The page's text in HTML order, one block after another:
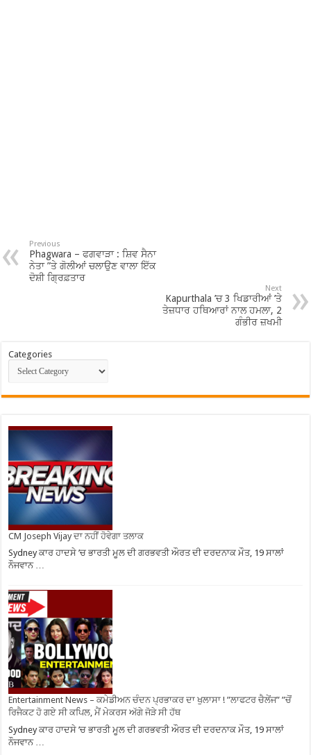
Previous
Phagwara – ਫਗਵਾੜਾ : ਸ਼ਿਵ ਸੈਨਾ
ਨੇਤਾ ”ਤੇ ਗੋਲੀਆਂ ਚਲਾਉਣ ਵਾਲਾ ਇੱਕ
ਦੋਸ਼ੀ ਗ੍ਰਿਫ਼ਤਾਰ
Next
Kapurthala ’ਚ 3 ਖਿਡਾਰੀਆਂ ’ਤੇ
ਤੇਜ਼ਧਾਰ ਹਥਿਆਰਾਂ ਨਾਲ ਹਮਲਾ, 2
ਗੰਭੀਰ ਜ਼ਖਮੀ
Categories
CM Joseph Vijay ਦਾ ਨਹੀਂ ਹੋਵੇਗਾ ਤਲਾਕ
Sydney ਕਾਰ ਹਾਦਸੇ ’ਚ ਭਾਰਤੀ ਮੂਲ ਦੀ ਗਰਭਵਤੀ ਔਰਤ ਦੀ ਦਰਦਨਾਕ ਮੌਤ, 19 ਸਾਲਾਂ
ਨੌਜਵਾਨ …
Entertainment News – ਕਮੇਡੀਅਨ ਚੰਦਨ ਪ੍ਰਭਾਕਰ ਦਾ ਖੁਲਾਸਾ ! ”ਲਾਫਟਰ ਚੈਲੇਂਜ” ”ਚੋਂ
ਰਿਜੈਕਟ ਹੋ ਗਏ ਸੀ ਕਪਿਲ, ਮੈਂ ਮੇਕਰਸ ਅੱਗੇ ਜੋੜੇ ਸੀ ਹੱਥ
Sydney ਕਾਰ ਹਾਦਸੇ ’ਚ ਭਾਰਤੀ ਮੂਲ ਦੀ ਗਰਭਵਤੀ ਔਰਤ ਦੀ ਦਰਦਨਾਕ ਮੌਤ, 19 ਸਾਲਾਂ
ਨੌਜਵਾਨ …